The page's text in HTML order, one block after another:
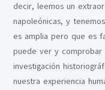
decir, leemos un
napoleónicas, y
es amplia pero que es
puede ver y comprobar
investigación
nuestra experiencia